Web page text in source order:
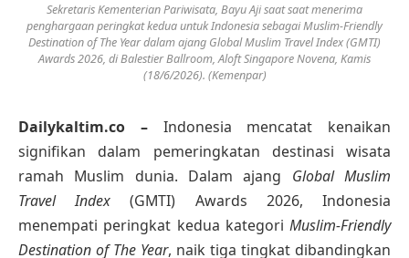
Sekretaris Kementerian Pariwisata, Bayu Aji saat saat menerima
penghargaan peringkat kedua untuk Indonesia sebagai Muslim-Friendly
Destination of The Year dalam ajang Global Muslim Travel Index (GMTI)
Awards 2026, di Balestier Ballroom, Aloft Singapore Novena, Kamis
(18/6/2026). (Kemenpar)
Dailykaltim.co – Indonesia mencatat kenaikan
signifikan dalam pemeringkatan destinasi wisata
ramah Muslim dunia. Dalam ajang Global Muslim
Travel Index (GMTI) Awards 2026, Indonesia
menempati peringkat kedua kategori Muslim-Friendly
Destination of The Year, naik tiga tingkat dibandingkan